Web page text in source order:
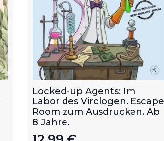
Locked-up Agents: Im
Labor des Virologen. Escape
Room zum Ausdrucken. Ab
8 Jahre.